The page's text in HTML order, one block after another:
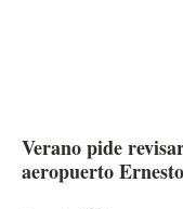
Verano pide
aeropuerto